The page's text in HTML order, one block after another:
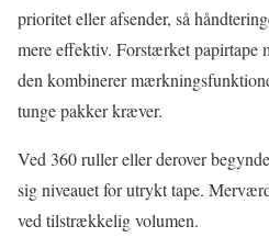
prioritet eller afsender, så
mere effektiv. Forstærket papirtape
den kombinerer
tunge pakker kræver.
Ved 360 ruller eller derover
sig niveauet for utrykt tape.
ved tilstrækkelig volumen.